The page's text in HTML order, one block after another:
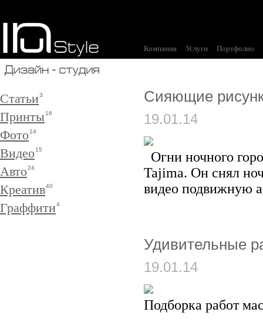
Компания Услуги Портфолио
Статьи3
Принты 16
Фото 14
Видео 15
Авто24
Креатив40
Граффити4
Сияющие
19.01.14
Огни ночного
Tajima. Он снял
видео
Удивительные
19.01.14
Подборка работ